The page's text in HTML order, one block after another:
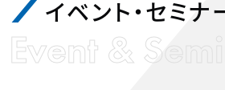
イベント・セミナ
Event &